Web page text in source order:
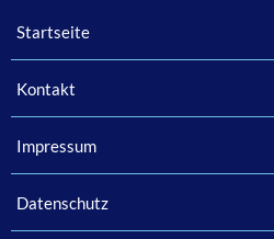
Startseite
Kontakt
Impressum
Datenschutz